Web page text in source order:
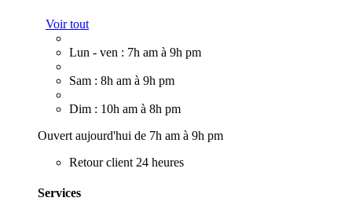
Voir tout
Lun - ven : 7h am à 9h pm
Sam : 8h am à 9h pm
Dim : 10h am à 8h pm
Ouvert aujourd'hui de 7h am à 9h pm
Retour client 24 heures
Services